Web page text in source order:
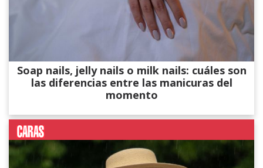
Soap nails, jelly nails o milk nails: cuáles son
las diferencias entre las manicuras del
momento